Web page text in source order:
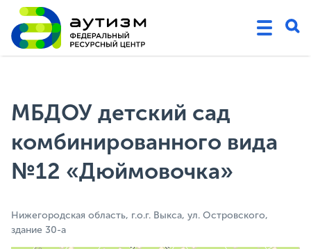
МБДОУ детский сад
комбинированного вида
№12 «Дюймовочка»
Нижегородская область, г.о.г. Выкса, ул. Островского,
здание 30-а